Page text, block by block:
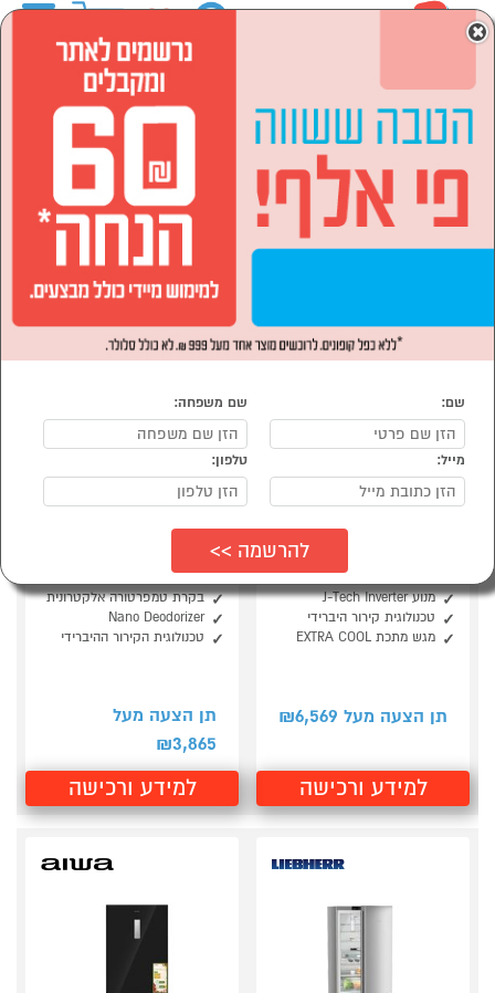
מקררים
מקררים
סמן להשוואה
מקרר 4 דלתות מקפיא
תחתון 572 ליטר SHARP
מנוע J-Tech Inverter
טכנולוגית קירור היברידי
מגש מתכת EXTRA COOL
תן הצעה מעל ₪ 6,569
למידע ורכישה
סמן להשוואה
3770BE בז'
בקרת טמפרטורה אלקטרונית
Nano Deodorizer
טכנולוגית הקירור ההיברידי
תן הצעה מעל
₪3,865
למידע ורכישה
×
שם: שם משפחה:
מייל: טלפון: